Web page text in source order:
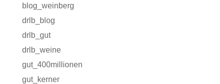
blog_weinberg
drlb_blog
drlb_gut
drlb_weine
gut_400millionen
gut_kerner